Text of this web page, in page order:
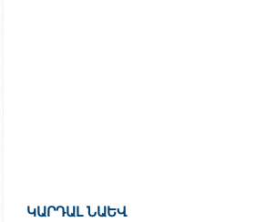
ԿԱՐԴԱԼ ՆԱԵՎ